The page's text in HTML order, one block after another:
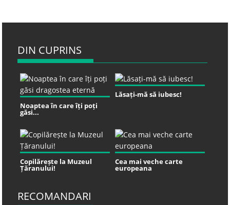
DIN CUPRINS
Noaptea în care îți poți
găsi...
Lăsați-mă să iubesc!
Copilărește la Muzeul
Țăranului!
Cea mai veche carte
europeana
RECOMANDARI